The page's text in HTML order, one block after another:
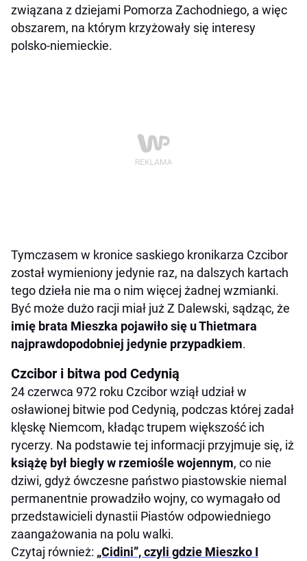
związana z dziejami Pomorza Zachodniego, a więc
obszarem, na którym krzyżowały się interesy
polsko-niemieckie.
Tymczasem w kronice saskiego kronikarza Czcibor
został wymieniony jedynie raz, na dalszych kartach
tego dzieła nie ma o nim więcej żadnej wzmianki.
Być może dużo racji miał już Z Dalewski, sądząc, że
imię brata Mieszka pojawiło się u Thietmara
najprawdopodobniej jedynie przypadkiem.
Czcibor i bitwa pod Cedynią
24 czerwca 972 roku Czcibor wziął udział w
osławionej bitwie pod Cedynią, podczas której zadał
klęskę Niemcom, kładąc trupem większość ich
rycerzy. Na podstawie tej informacji przyjmuje się, iż
książę był biegły w rzemiośle wojennym, co nie
dziwi, gdyż ówczesne państwo piastowskie niemal
permanentnie prowadziło wojny, co wymagało od
przedstawicieli dynastii Piastów odpowiedniego
zaangażowania na polu walki.
Czytaj również: „Cidini”, czyli gdzie Mieszko I